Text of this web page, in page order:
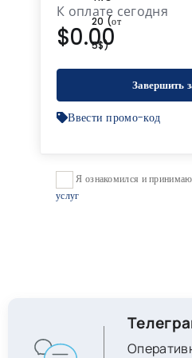
К оплате сегодня
$0.00
Завершить
Ввести промо-код
Я ознакомился и принимаю
услуг